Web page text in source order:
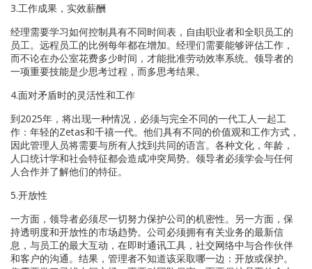
3.工作成果，实效薪酬
经理需要学习如何控制具有不同时间表，自由职业者和全职员工的
员工。远程员工的比例每年都在增加。经理们需要能够评估工作，
而不论在办公室花费多少时间，才能批准劳动效率系统。领导者的
一项重要技能是少思考过程，而多思考结果。
4.面对矛盾时的灵活性和工作
到2025年，将出现一种情况，必须与完全不同的一代工人一起工
作：年轻的Zetas和千禧一代。他们具有不同的价值观和工作方式，
因此管理人员将需要与所有人找到共同的语言。各种文化，年龄，
人口统计学和社会特征都会造成冲突局势。领导者必须学会与任何
人合作并了解他们的特征。
5.开放性
一方面，领导者必须尽一切努力保护公司的机密性。另一方面，保
持透明度和开放性的市场趋势。公司必须拥有有关业务的最新信
息，与员工的最大互动，在即时通讯工具，社交网络中与合作伙伴
和客户的沟通。结果，管理者不知道该采取哪一边：开放或保护。